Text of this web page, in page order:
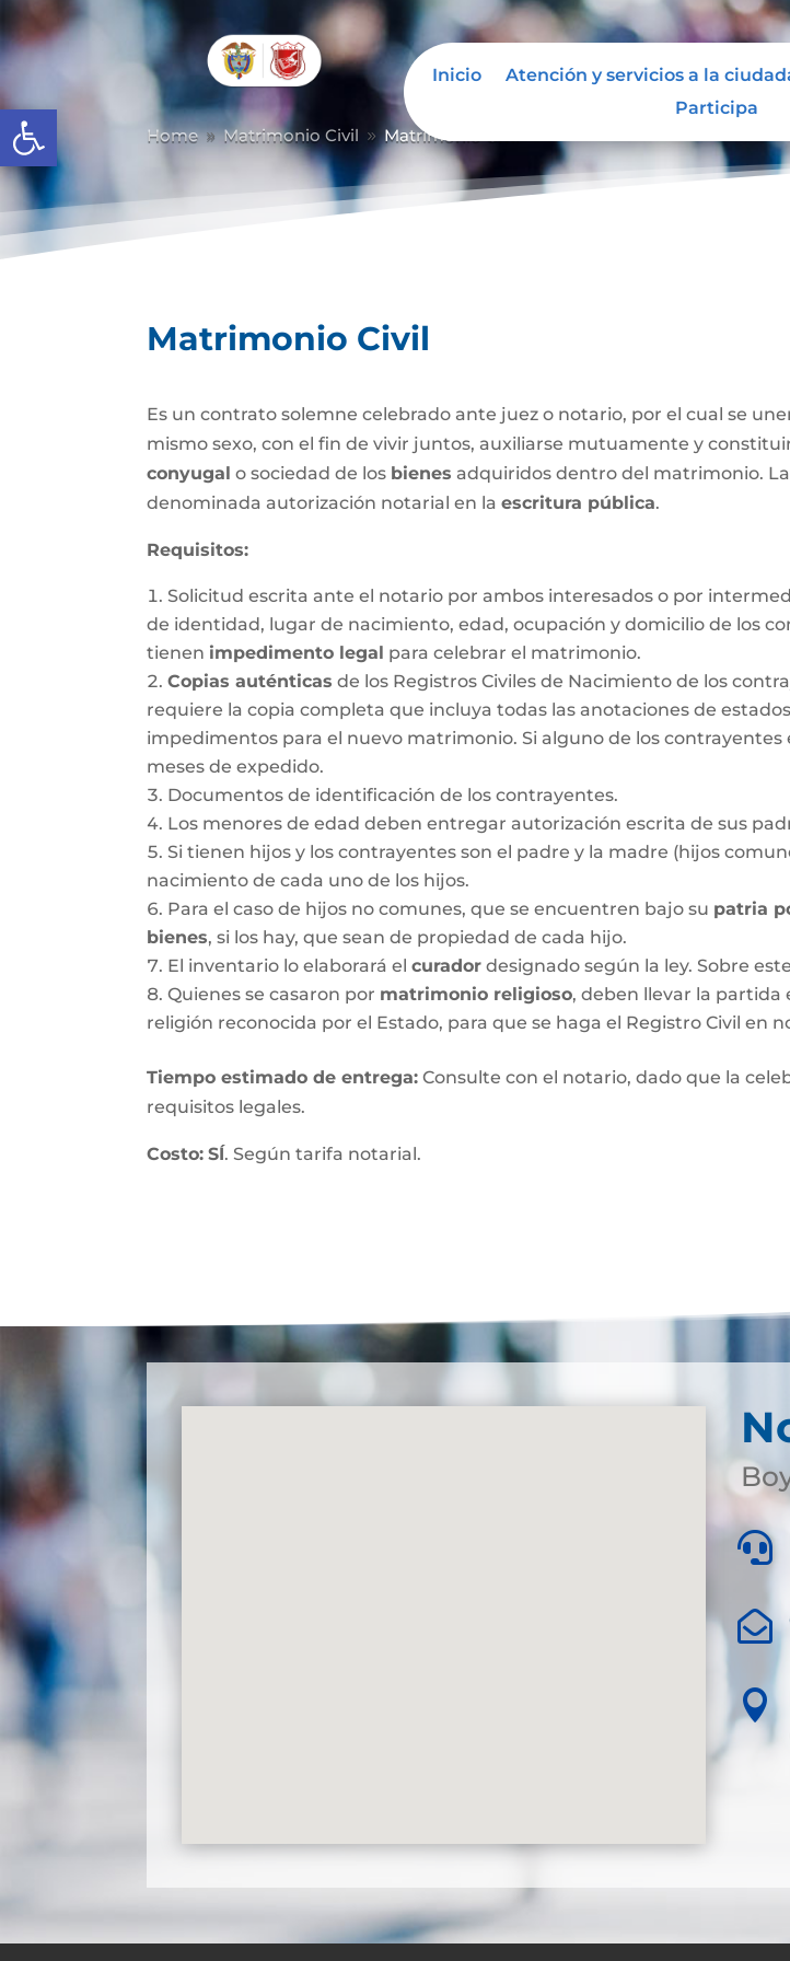
Abrir barra de herramientas
Inicio Atención y servicios a la
Participa
Home 9 Matrimonio Civil 9 Matrimonio Civil
Matrimonio Civil
Es un contrato solemne celebrado ante juez o notario, por el cual se
mismo sexo, con el fin de vivir juntos, auxiliarse mutuamente y
conyugal o sociedad de los bienes adquiridos dentro del matrimonio.
denominada autorización notarial en laescritura pública.
Requisitos:
Solicitud escrita ante el notario por ambos interesados o por
de identidad, lugar de nacimiento, edad, ocupación y domicilio de los
tienen impedimento legal para celebrar el matrimonio.
Copias auténticas de los Registros Civiles de Nacimiento de los
requiere la copia completa que incluya todas las anotaciones de
impedimentos para el nuevo matrimonio. Si alguno de los
meses de expedido.
Documentos de identificación de los contrayentes.
Los menores de edad deben entregar autorización escrita de sus
Si tienen hijos y los contrayentes son el padre y la madre (hijos
nacimiento de cada uno de los hijos.
Para el caso de hijos no comunes, que se encuentren bajo su patria
bienes, si los hay, que sean de propiedad de cada hijo.
El inventario lo elaborará elcurador designado según la ley. Sobre
Quienes se casaron por matrimonio religioso, deben llevar la partida
religión reconocida por el Estado, para que se haga el Registro Civil en
Tiempo estimado de entrega: Consulte con el notario, dado que la
requisitos legales.
Costo: SÍ. Según tarifa notarial.


